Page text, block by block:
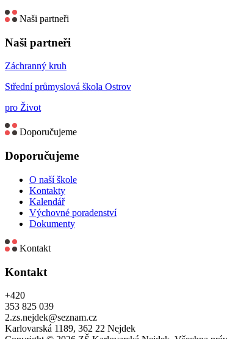
Naši partneři
Naši partneři
Záchranný kruh
Střední průmyslová škola Ostrov
pro Život
Doporučujeme
Doporučujeme
O naší škole
Kontakty
Kalendář
Výchovné poradenství
Dokumenty
Kontakt
Kontakt
+420
353 825 039
2.zs.nejdek@seznam.cz
Karlovarská 1189, 362 22 Nejdek